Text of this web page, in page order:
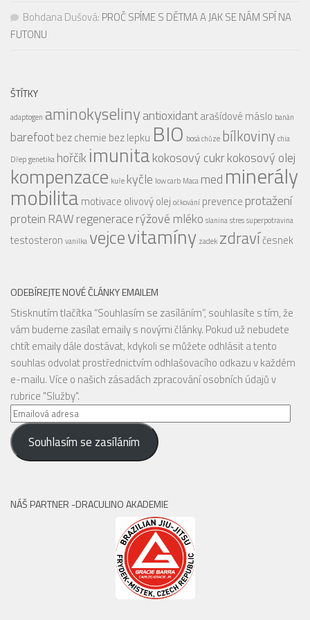
Bohdana Dušová: PROČ SPÍME S DĚTMA A JAK SE NÁM SPÍ NA
FUTONU
ŠTÍTKY
adaptogen aminokyselinyantioxidantarašídové máslo banán
barefootbez chemie bez lepku BIO bosá chůze bílkoviny chia
Dřepgenetika hořčíkimunitakokosový cukrkokosový olej
kompenzace kuře kyčle low carb Maca med minerály
mobilita motivace olivový olej očkování prevence protažení
protein RAWregeneracerýžové mléko slaninastressuperpotravina
testosteron vanilka vejcevitamíny zadek zdravíčesnek
ODEBÍREJTE NOVÉ ČLÁNKY EMAILEM
Stisknutím tlačítka “Souhlasím se zasíláním”, souhlasíte s tím, že
vám budeme zasílat emaily s novými články. Pokud už nebudete
chtít emaily dále dostávat, kdykoli se můžete odhlásit a tento
souhlas odvolat prostřednictvím odhlašovacího odkazu v každém
e-mailu. Více o našich zásadách zpracování osobních údajů v
rubrice "Služby".
Emailová
adresa
Souhlasím se zasíláním
NÁŠ PARTNER -DRACULINO AKADEMIE